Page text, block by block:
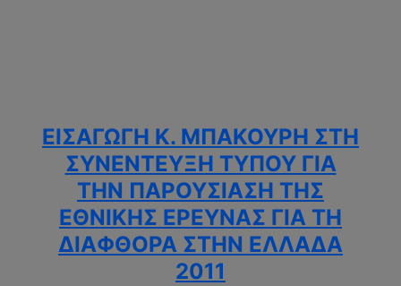
ΕΙΣΑΓΩΓΉ Κ. ΜΠΑΚΟΎΡΗ ΣΤΗ
ΣΥΝΈΝΤΕΥΞΗ ΤΎΠΟΥ ΓΙΑ
ΤΗΝ ΠΑΡΟΥΣΊΑΣΗ ΤΗΣ
ΕΘΝΙΚΉΣ ΈΡΕΥΝΑΣ ΓΙΑ ΤΗ
ΔΙΑΦΘΟΡΆ ΣΤΗΝ ΕΛΛΆΔΑ
2011